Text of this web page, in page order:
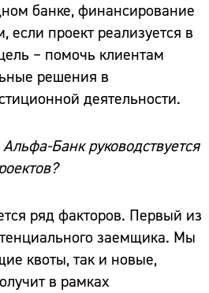
банке, финансирование
проект реализуется в
– помочь клиентам
решения в
деятельности.
Банк руководствуется
ряд факторов. Первый из
заемщика. Мы
квоты, так и новые,
в рамках